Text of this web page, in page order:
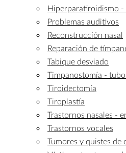
Hiperparatiroidismo
Problemas auditivos
Reconstrucción nasal
Reparación de
Tabique desviado
Timpanostomía -
Tiroidectomía
Tiroplastía
Trastornos nasales -
Trastornos vocales
Tumores y quistes de